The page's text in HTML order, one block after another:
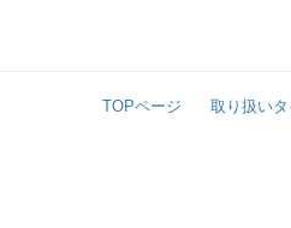
TOPページ 取り扱い